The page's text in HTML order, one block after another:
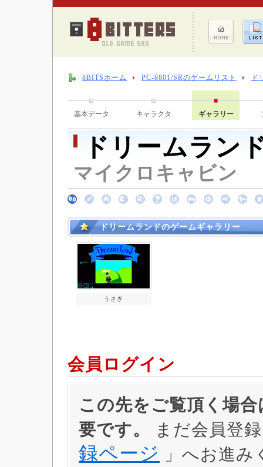
8BITSホーム PC-8801/SRのゲームリスト ド
基本データ キャラクタ ギャラリー
ドリームラン
マイクロキャビン
ドリームランドのゲームギャラリー
うさぎ
会員ログイン
この先をご覧頂く場
要です。
まだ会員登
録ページ
」へお進